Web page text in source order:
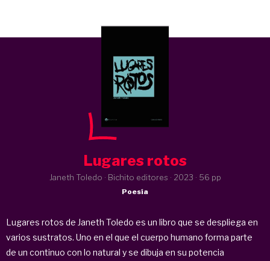
Lugares rotos
Janeth Toledo · Bichito editores · 2023 · 56 pp
Poesía
Lugares rotos de Janeth Toledo es un libro que se despliega en
varios sustratos. Uno en el que el cuerpo humano forma parte
de un continuo con lo natural y se dibuja en su potencia